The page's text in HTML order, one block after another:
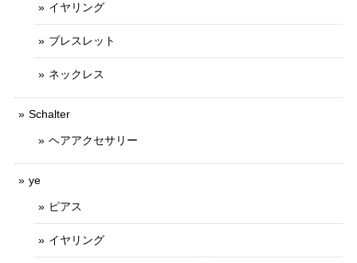
イヤリング
ブレスレット
ネックレス
Schalter
ヘアアクセサリー
ye
ピアス
イヤリング